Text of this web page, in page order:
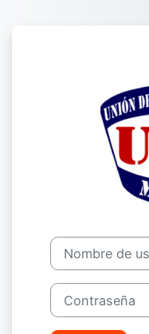
Nombre de usuario
Contraseña